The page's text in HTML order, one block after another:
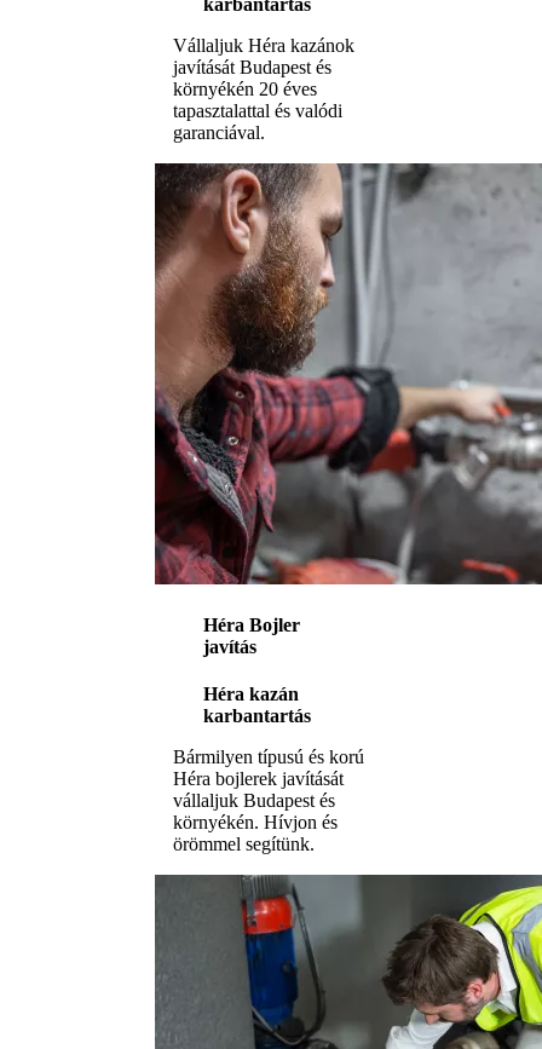
Vállaljuk Héra kazánok
javítását Budapest és
környékén 20 éves
tapasztalattal és valódi
garanciával.
Héra Bojler
javítás
Héra kazán
karbantartás
Bármilyen típusú és korú
Héra bojlerek javítását
vállaljuk Budapest és
környékén. Hívjon és
örömmel segítünk.